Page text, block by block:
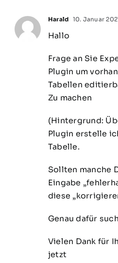
Harald 10. Januar
Hallo
Frage an Sie
Plugin um
Tabellen
Zu machen
(Hintergrund:
Plugin erstelle
Tabelle.
Sollten manche
Eingabe
diese
Genau dafür
Vielen Dank für
jetzt